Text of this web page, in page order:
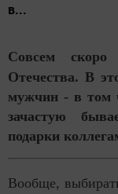
в...
Совсем скоро
Отечества. В
мужчин - в том
зачастую
подарки
Вообще,